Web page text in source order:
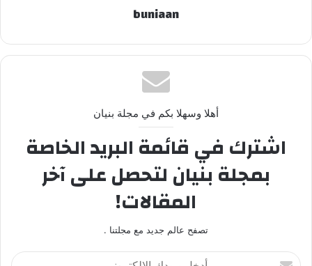
buniaan
أهلا وسهلا بكم في مجلة بنيان
اشترك في قائمة البريد الخاصة
بمجلة بنيان لتحصل على آخر
المقالات!
تصفح عالم جديد مع مجلتنا .
أدخل